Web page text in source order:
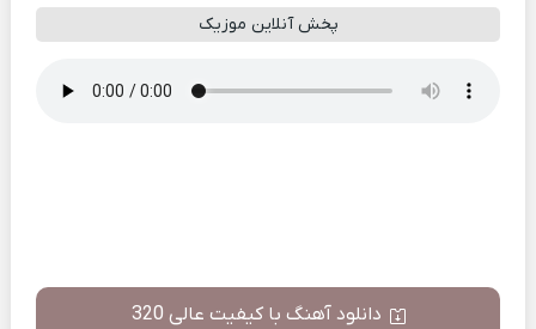
پخش آنلاین موزیک
دانلود آهنگ با کیفیت عالی 320